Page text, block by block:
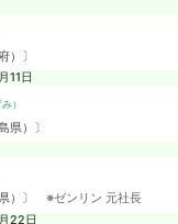
）〕
11日
）
県）〕
県）〕 ※ゼンリン 元社長
22日